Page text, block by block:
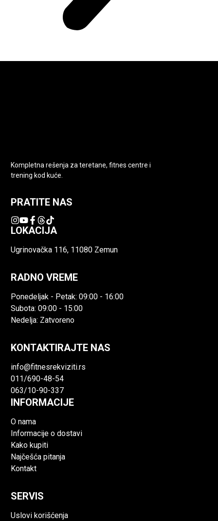
Kompletna rešenja za teretane, fitnes centre i
trening kod kuće.
PRATITE NAS
LOKACIJA
Ugrinovačka 116, 11080 Zemun
RADNO VREME
Ponedeljak - Petak: 09:00 - 16:00
Subota: 09:00 - 15:00
Nedelja: Zatvoreno
KONTAKTIRAJTE NAS
info@fitnesrekviziti.rs
011/690-48-54
063/10-90-337
INFORMACIJE
O nama
Informacije o dostavi
Kako kupiti
Najčešća pitanja
Kontakt
SERVIS
Uslovi korišćenja